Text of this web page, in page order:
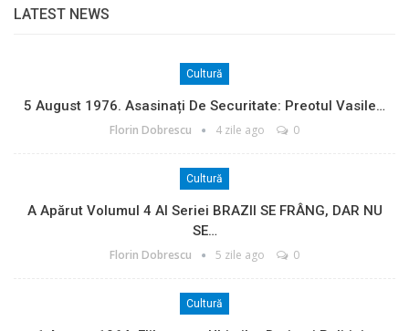
LATEST NEWS
Cultură
5 August 1976. Asasinați De Securitate: Preotul Vasile…
Florin Dobrescu 4 zile ago 0
Cultură
A Apărut Volumul 4 Al Seriei BRAZII SE FRÂNG, DAR NU
SE…
Florin Dobrescu 5 zile ago 0
Cultură